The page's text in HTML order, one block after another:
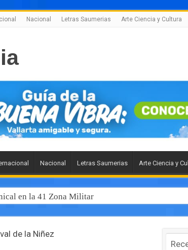
Nacional Letras Saumerias Arte Ciencia y Cultura
Nacional Letras Saumerias Arte Ciencia y
en la 41 Zona Militar
de la Niñez